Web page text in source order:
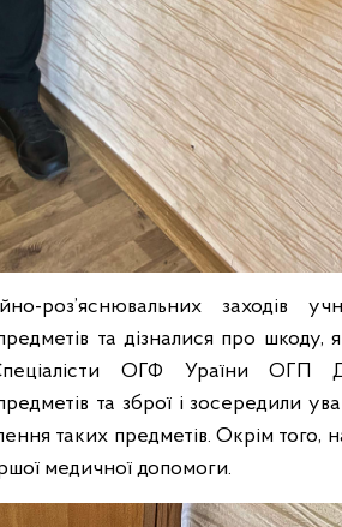
роз’яснювальних заходів
та дізналися про
ОГФ Ураїни
та зброї і зосередили
таких предметів. Окрім того,
медичної допомоги.